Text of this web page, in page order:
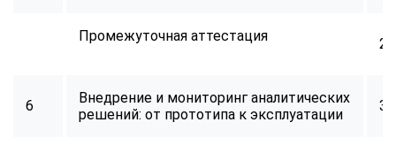
Промежуточная аттестация 2
6
Внедрение и мониторинг аналитических
решений: от прототипа к эксплуатации
34